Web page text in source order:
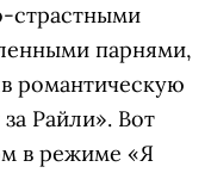
страстными
парнями,
романтическую
Райли». Вот
в режиме «Я